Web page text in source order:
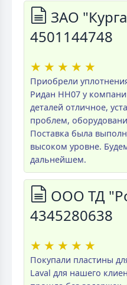
ЗАО
4501144748
★ ★ ★ ★ ★
Приобрели
Ридан НН07 у
деталей отличное,
проблем,
Поставка была
высоком уровне.
дальнейшем.
ООО ТД
4345280638
★ ★ ★ ★ ★
Покупали пластины
Laval для нашего